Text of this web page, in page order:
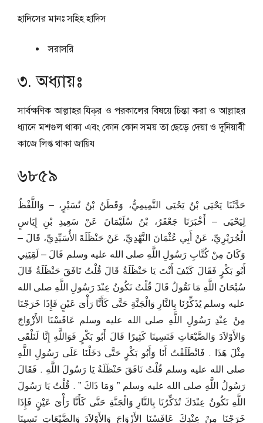
হাদিসের মানঃসহিহ হাদিস
সরাসরি
৩. অধ্যায়ঃ
সার্বক্ষণিক আল্লাহর যিক্‌র ও পরকালের বিষয়ে চিন্তা করা ও আল্লাহর
ধ্যানে মশগুল থাকা এবং কোন কোন সময় তা ছেড়ে দেয়া ও দুনিয়াবী
কাজে লিপ্ত থাকা জায়িয
৬৮৫৯
حَدَّثَنَا يَحْيَى بْنُ يَحْيَى التَّمِيمِيُّ، وَقَطَنُ بْنُ نُسَيْرٍ، – وَاللَّفْظُ
لِيَحْيَى – أَخْبَرَنَا جَعْفَرُ، بْنُ سُلَيْمَانَ عَنْ سَعِيدِ بْنِ إِيَاسٍ
الْجُرَيْرِيِّ، عَنْ أَبِي عُثْمَانَ النَّهْدِيِّ، عَنْ حَنْظَلَةَ الأُسَيِّدِيِّ، قَالَ –
وَكَانَ مِنْ كُتَّابِ رَسُولِ اللَّهِ صلى الله عليه وسلم قَالَ – لَقِيَنِي
أَبُو بَكْرٍ فَقَالَ كَيْفَ أَنْتَ يَا حَنْظَلَةُ قَالَ قُلْتُ نَافَقَ حَنْظَلَةُ قَالَ
سُبْحَانَ اللَّهِ مَا تَقُولُ قَالَ قُلْتُ نَكُونُ عِنْدَ رَسُولِ اللَّهِ صلى الله
عليه وسلم يُذَكِّرُنَا بِالنَّارِ وَالْجَنَّةِ حَتَّى كَأَنَّا رَأْىَ عَيْنٍ فَإِذَا خَرَجْنَا
مِنْ عِنْدِ رَسُولِ اللَّهِ صلى الله عليه وسلم عَافَسْنَا الأَزْوَاجَ
وَالأَوْلاَدَ وَالضَّيْعَاتِ فَنَسِينَا كَثِيرًا قَالَ أَبُو بَكْرٍ فَوَاللَّهِ إِنَّا لَنَلْقَى
مِثْلَ هَذَا ‏.‏ فَانْطَلَقْتُ أَنَا وَأَبُو بَكْرٍ حَتَّى دَخَلْنَا عَلَى رَسُولِ اللَّهِ
صلى الله عليه وسلم قُلْتُ نَافَقَ حَنْظَلَةُ يَا رَسُولَ اللَّهِ ‏.‏ فَقَالَ
رَسُولُ اللَّهِ صلى الله عليه وسلم ‏”‏ وَمَا ذَاكَ ‏”‏ ‏.‏ قُلْتُ يَا رَسُولَ
اللَّهِ نَكُونُ عِنْدَكَ تُذَكِّرُنَا بِالنَّارِ وَالْجَنَّةِ حَتَّى كَأَنَّا رَأْىَ عَيْنٍ فَإِذَا
خَرَجْنَا مِنْ عِنْدِكَ عَافَسْنَا الأَزْوَاجَ وَالأَوْلاَدَ وَالضَّيْعَاتِ نَسِينَا